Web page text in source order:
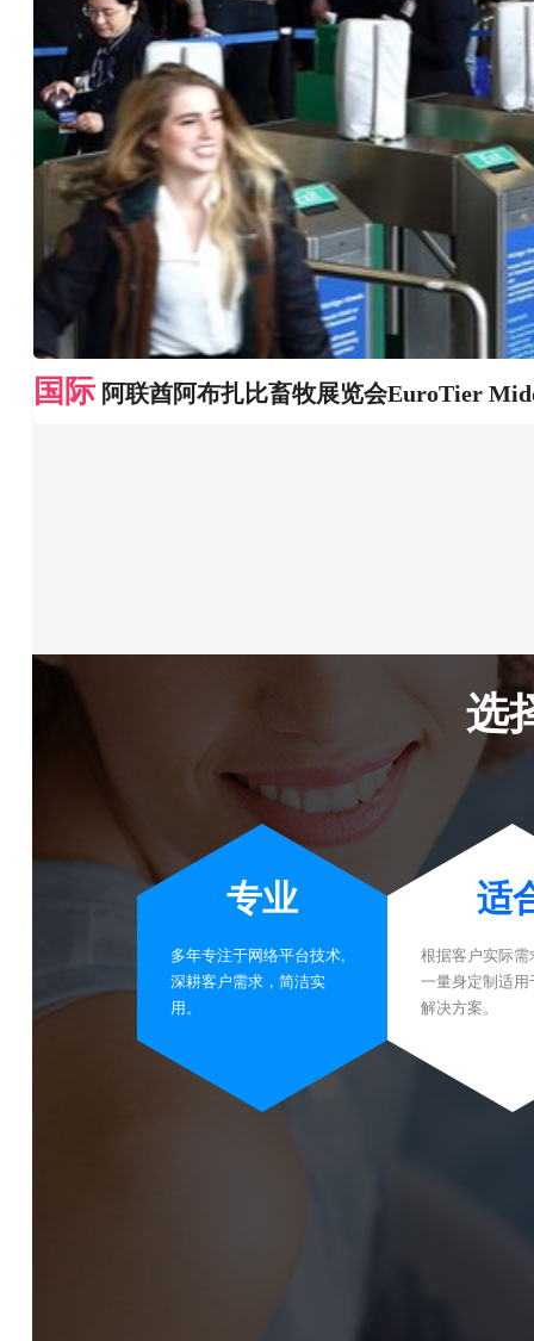
国际 阿联酋阿布扎比畜牧展览会EuroTier
选
专业
多年专注于网络平台技术,
深耕客户需求，简洁实
用。
适
根据客户实际
一量身定制适
解决方案。